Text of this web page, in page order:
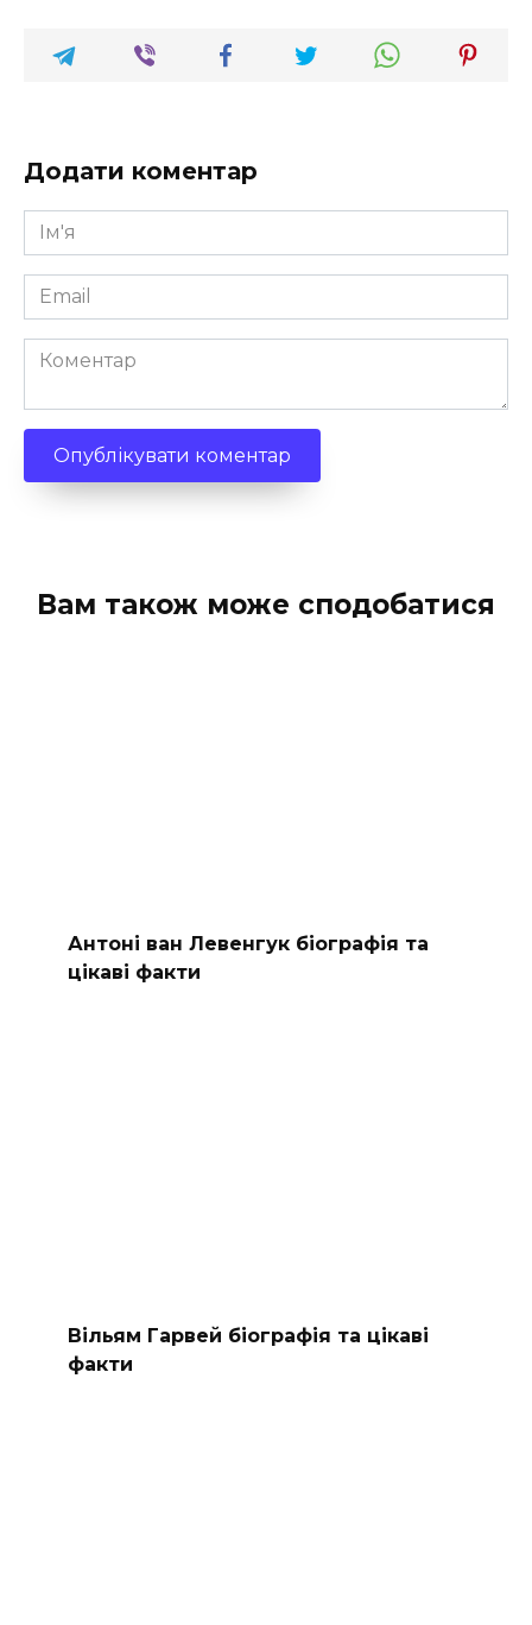
Додати коментар
Ім'я
*
Email
*
Коментар
Вам також може сподобатися
Антоні ван Левенгук біографія та
цікаві факти
Вільям Гарвей біографія та цікаві
факти